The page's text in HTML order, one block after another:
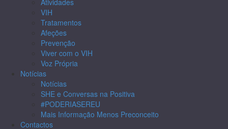
Atividades
VIH
Tratamentos
Afeções
Prevenção
Viver com o VIH
Voz Própria
Notícias
Notícias
SHE e Conversas na Positiva
#PODERIASEREU
Mais Informação Menos Preconceito
Contactos